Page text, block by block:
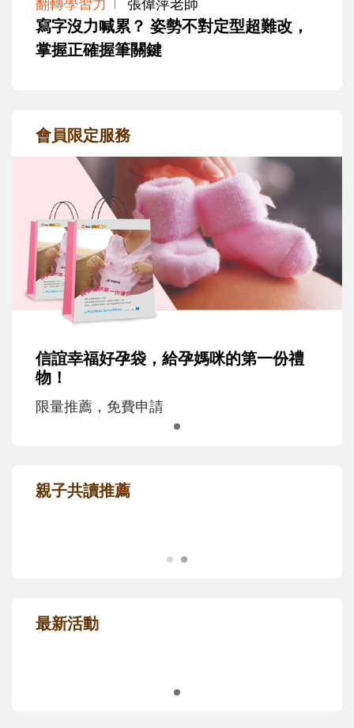
寫字沒力喊累？ 姿勢不對定型超難改，
掌握正確握筆關鍵
會員限定服務
信誼幸福好孕袋，給孕媽咪的第一份禮
物！
限量推薦，免費申請
親子共讀推薦
最新活動